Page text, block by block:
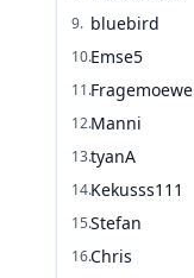
9. bluebird
10.Emse5
11.Fragemoewe
12.Manni
13.tyanA
14.Kekusss111
15.Stefan
16.Chris